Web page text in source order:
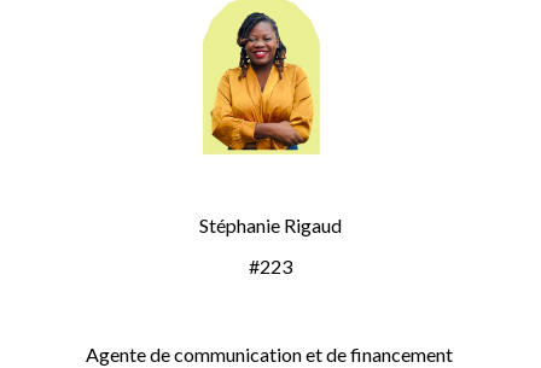
Stéphanie Rigaud
#223
Agente de communication et de financement